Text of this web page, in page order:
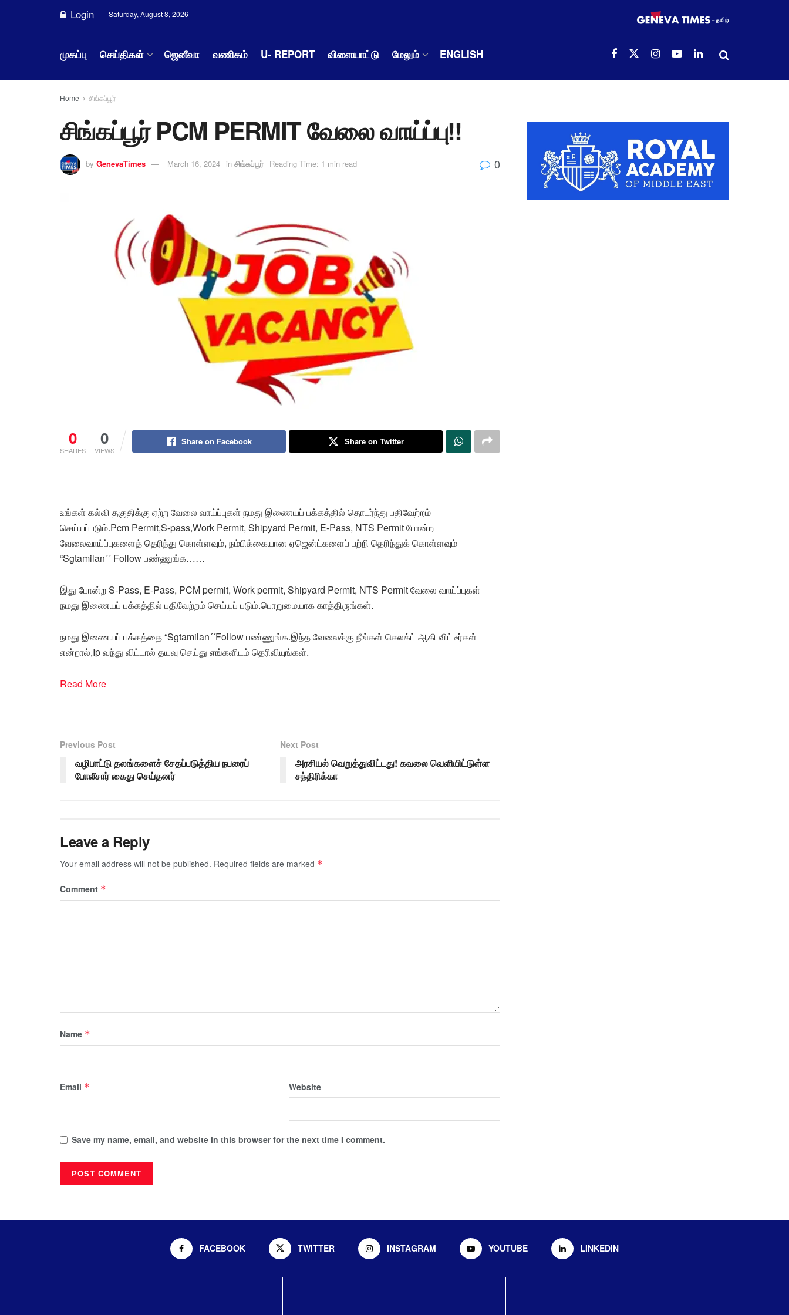
Login Saturday, August 8, 2026
முகப்பு செய்திகள் ஜெனீவா வணிகம் U- REPORT விளையாட்டு மேலும் ENGLISH
Home சிங்கப்பூர்
சிங்கப்பூர் PCM PERMIT வேலை வாய்ப்பு!!
by GenevaTimes March 16, 2024 in சிங்கப்பூர் Reading Time: 1 min read 0
0
SHARES
0
VIEWS
Share on Facebook Share on Twitter
உங்கள் கல்வி தகுதிக்கு ஏற்ற வேலை வாய்ப்புகள் நமது இணையப் பக்கத்தில் தொடர்ந்து பதிவேற்றம்
செய்யப்படும்.Pcm Permit,S-pass,Work Permit, Shipyard Permit, E-Pass, NTS Permit போன்ற
வேலைவாய்ப்புகளைத் தெரிந்து கொள்ளவும், நம்பிக்கையான ஏஜென்ட்களைப் பற்றி தெரிந்துக் கொள்ளவும்
“Sgtamilan´´ Follow பண்ணுங்க……
இது போன்ற S-Pass, E-Pass, PCM permit, Work permit, Shipyard Permit, NTS Permit வேலை வாய்ப்புகள்
நமது இணையப் பக்கத்தில் பதிவேற்றம் செய்யப் படும்.பொறுமையாக காத்திருங்கள்.
நமது இணையப் பக்கத்தை “Sgtamilan´´Follow பண்ணுங்க.இந்த வேலைக்கு நீங்கள் செலக்ட் ஆகி விட்டீர்கள்
என்றால்,Ip வந்து விட்டால் தயவு செய்து எங்களிடம் தெரிவியுங்கள்.
Read More
Previous Post
வழிபாட்டு தலங்களைச் சேதப்படுத்திய நபரைப்
போலீசார் கைது செய்தனர்
Next Post
அரசியல் வெறுத்துவிட்டது! கவலை வெளியிட்டுள்ள
சந்திரிக்கா
Leave a Reply
Your email address will not be published. Required fields are marked *
Comment *
Name *
Email * Website
Save my name, email, and website in this browser for the next time I comment.
FACEBOOK TWITTER INSTAGRAM YOUTUBE LINKEDIN